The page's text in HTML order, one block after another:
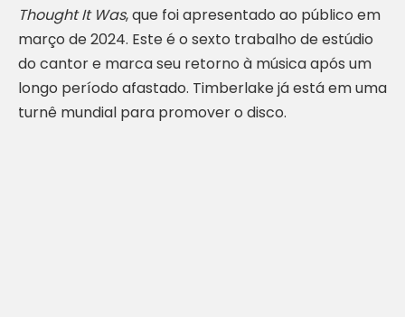
Thought It Was, que foi apresentado ao público em
março de 2024. Este é o sexto trabalho de estúdio
do cantor e marca seu retorno à música após um
longo período afastado. Timberlake já está em uma
turnê mundial para promover o disco.